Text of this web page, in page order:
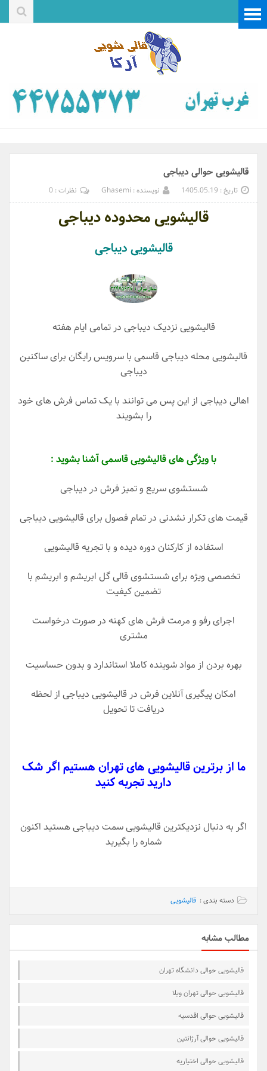
قالیشویی حوالی دیباجی
تاریخ : 1405.05.19 نویسنده : Ghasemi نظرات : 0
قالیشویی محدوده دیباجی
قالیشویی دیباجی
قالیشویی نزدیک دیباجی در تمامی ایام هفته
قالیشویی محله دیباجی قاسمی با سرویس رایگان برای ساکنین
دیباجی
اهالی دیباجی از این پس می توانند با یک تماس فرش های خود
را بشویند
با ویژگی های قالیشویی قاسمی آشنا بشوید :
شستشوی سریع و تمیز فرش در دیباجی
قیمت های تکرار نشدنی در تمام فصول برای قالیشویی دیباجی
استفاده از کارکنان دوره دیده و با تجریه قالیشویی
تخصصی ویژه برای شستشوی قالی گل ابریشم و ابریشم با
تضمین کیفیت
اجرای رفو و مرمت فرش های کهنه در صورت درخواست
مشتری
بهره بردن از مواد شوینده کاملا استاندارد و بدون حساسیت
امکان پیگیری آنلاین فرش در قالیشویی دیباجی از لحظه
دریافت تا تحویل
ما از برترین قالیشویی های تهران هستیم اگر شک
دارید تجربه کنید
اگر به دنبال نزدیکترین قالیشویی سمت دیباجی هستید اکنون
شماره را بگیرید
دسته بندی : قالیشویی
مطالب مشابه
قالیشویی حوالی دانشگاه تهران
قالیشویی حوالی تهران ویلا
قالیشویی حوالی اقدسیه
قالیشویی حوالی آرژانتین
قالیشویی حوالی اختیاریه